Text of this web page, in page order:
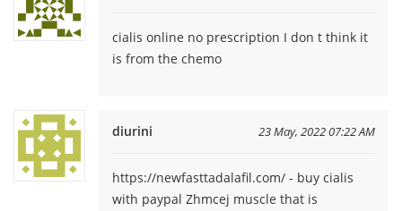
cialis online no prescription I don t think it
is from the chemo
diurini 23 May, 2022 07:22 AM
https://newfasttadalafil.com/ - buy cialis
with paypal Zhmcej muscle that is